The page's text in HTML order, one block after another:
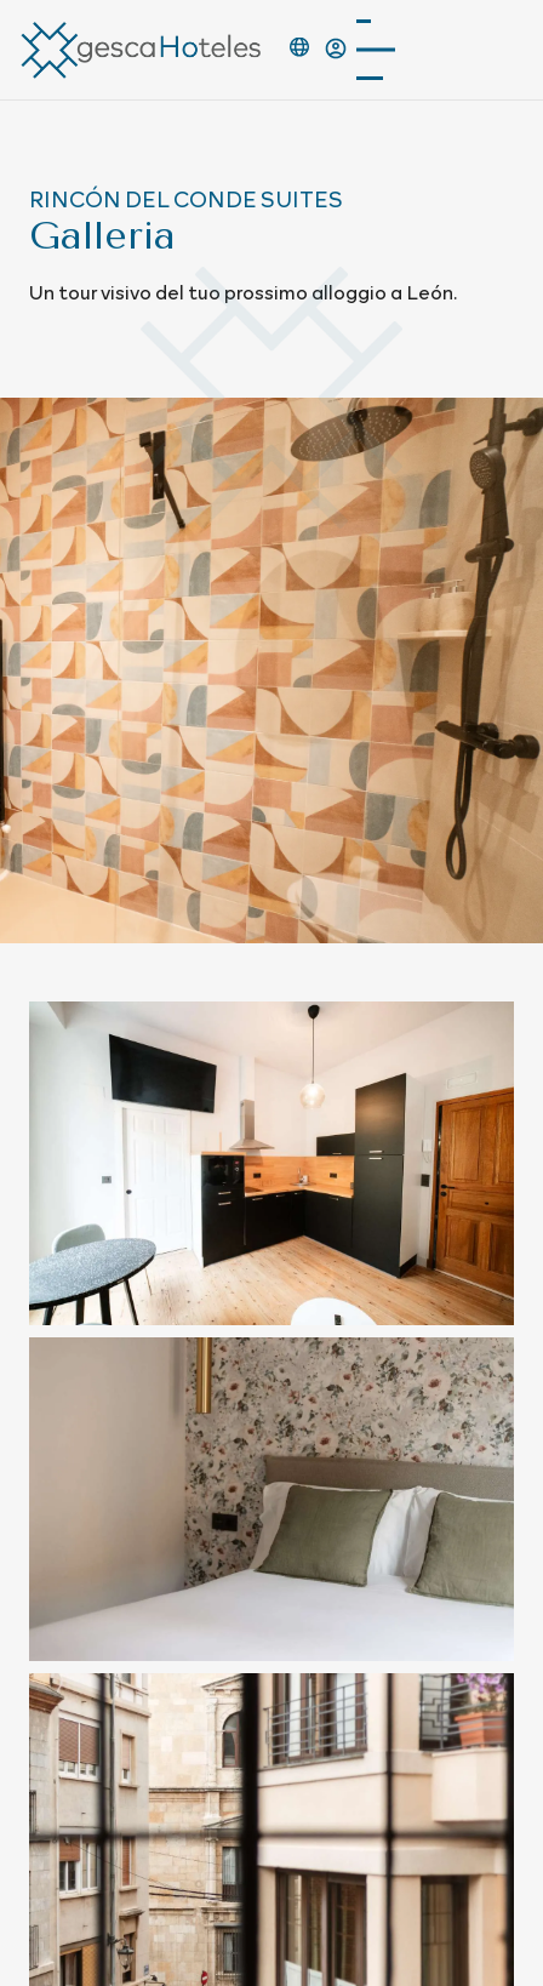
RINCÓN DEL CONDE SUITES
Galleria
Un tour visivo del tuo prossimo alloggio a León.